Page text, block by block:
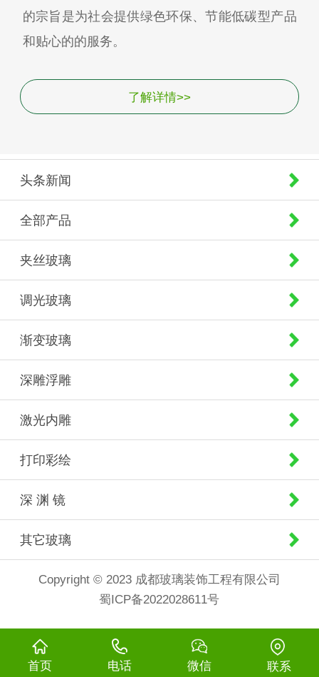
的宗旨是为社会提供绿色环保、节能低碳型产品
和贴心的的服务。
了解详情>>
头条新闻
全部产品
夹丝玻璃
调光玻璃
渐变玻璃
深雕浮雕
激光内雕
打印彩绘
深 渊 镜
其它玻璃
Copyright © 2023 成都玻璃装饰工程有限公司
蜀ICP备2022028611号
首页 电话 微信 联系